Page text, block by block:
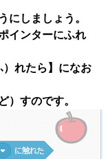
にしましょう。
インターにふれ
）れたら】になお
）すのです。